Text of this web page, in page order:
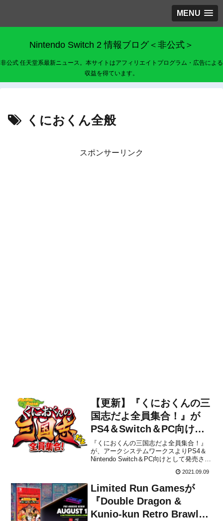
MENU
Nintendo Switch 2 情報ブログ＜非公式＞
非公式 任天堂系最新ニュース。本サイトはアフィリエイトプログラム・広告による
収益を得ています。
くにおくん全般
スポンサーリンク
【更新】『くにおくんの三
国志だよ全員集合！』が
PS4＆Switch＆PC向けと
して発売決定！
『くにおくんの三国志だよ全員集合！』
が、アークシステムワークスよりPS4＆
Nintendo Switch＆PC向けとして発売され
年9月23日号)でアナウンスされました。
本作は、くにおくん35周年プロジェクト
としてリリースされる、くにお...
2021.09.09
Limited Run Gamesが
『Double Dragon &
Kunio-kun Retro Brawler